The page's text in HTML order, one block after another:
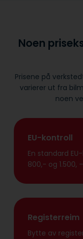
Noen
Prisene på
varierer ut fra
noen
EU-kontroll
En standard
800,- og 1.500,
Registerreim
Bytte av